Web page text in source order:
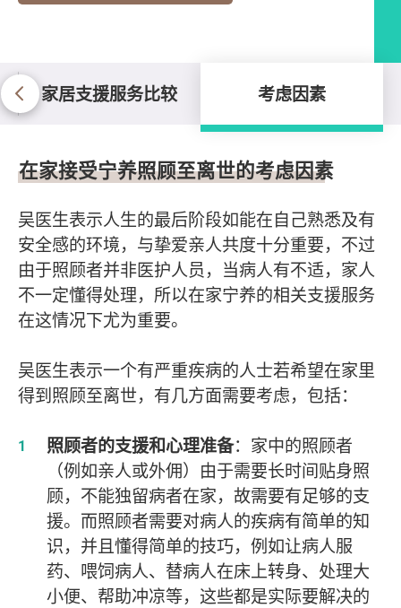
家居支援服务比较 考虑因素
在家接受宁养照顾至离世的考虑因素
吴医生表示人生的最后阶段如能在自己熟悉及有
安全感的环境，与挚爱亲人共度十分重要，不过
由于照顾者并非医护人员，当病人有不适，家人
不一定懂得处理，所以在家宁养的相关支援服务
在这情况下尤为重要。
吴医生表示一个有严重疾病的人士若希望在家里
得到照顾至离世，有几方面需要考虑，包括：
照顾者的支援和心理准备：家中的照顾者
（例如亲人或外佣）由于需要长时间贴身照
顾，不能独留病者在家，故需要有足够的支
援。而照顾者需要对病人的疾病有简单的知
识，并且懂得简单的技巧，例如让病人服
药、喂饲病人、替病人在床上转身、处理大
小便、帮助冲凉等，这些都是实际要解决的